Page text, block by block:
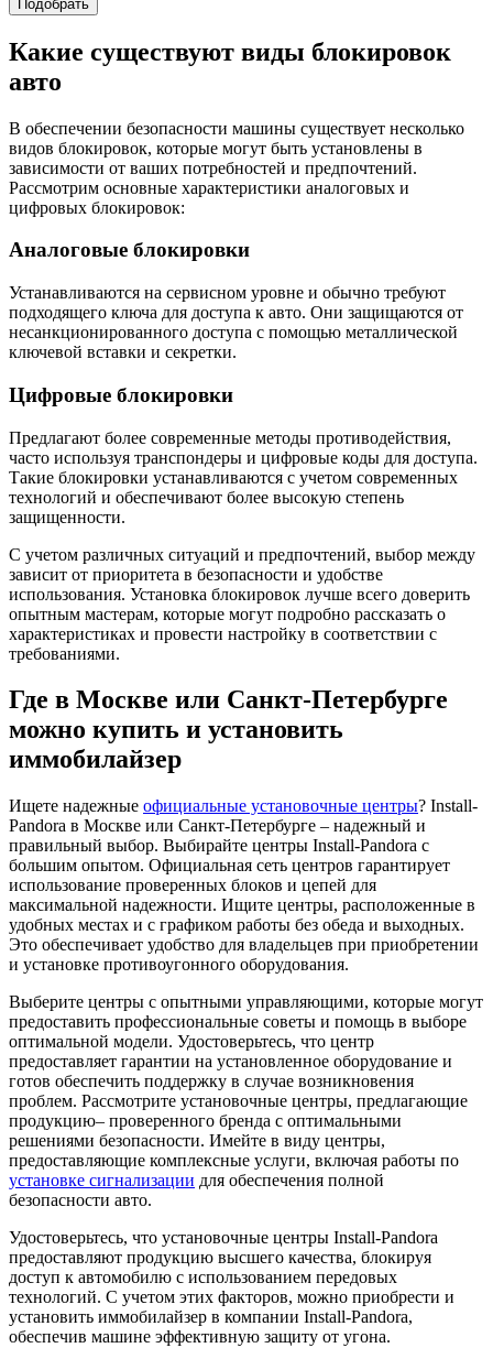
Подобрать
Какие существуют виды блокировок
авто
В обеспечении безопасности машины существует несколько
видов блокировок, которые могут быть установлены в
зависимости от ваших потребностей и предпочтений.
Рассмотрим основные характеристики аналоговых и
цифровых блокировок:
Аналоговые блокировки
Устанавливаются на сервисном уровне и обычно требуют
подходящего ключа для доступа к авто. Они защищаются от
несанкционированного доступа с помощью металлической
ключевой вставки и секретки.
Цифровые блокировки
Предлагают более современные методы противодействия,
часто используя транспондеры и цифровые коды для доступа.
Такие блокировки устанавливаются с учетом современных
технологий и обеспечивают более высокую степень
защищенности.
С учетом различных ситуаций и предпочтений, выбор между
зависит от приоритета в безопасности и удобстве
использования. Установка блокировок лучше всего доверить
опытным мастерам, которые могут подробно рассказать о
характеристиках и провести настройку в соответствии с
требованиями.
Где в Москве или Санкт-Петербурге
можно купить и установить
иммобилайзер
Ищете надежные официальные установочные центры? Install-
Pandora в Москве или Санкт-Петербурге – надежный и
правильный выбор. Выбирайте центры Install-Pandora с
большим опытом. Официальная сеть центров гарантирует
использование проверенных блоков и цепей для
максимальной надежности. Ищите центры, расположенные в
удобных местах и с графиком работы без обеда и выходных.
Это обеспечивает удобство для владельцев при приобретении
и установке противоугонного оборудования.
Выберите центры с опытными управляющими, которые могут
предоставить профессиональные советы и помощь в выборе
оптимальной модели. Удостоверьтесь, что центр
предоставляет гарантии на установленное оборудование и
готов обеспечить поддержку в случае возникновения
проблем. Рассмотрите установочные центры, предлагающие
продукцию– проверенного бренда с оптимальными
решениями безопасности. Имейте в виду центры,
предоставляющие комплексные услуги, включая работы по
установке сигнализации для обеспечения полной
безопасности авто.
Удостоверьтесь, что установочные центры Install-Pandora
предоставляют продукцию высшего качества, блокируя
доступ к автомобилю с использованием передовых
технологий. С учетом этих факторов, можно приобрести и
установить иммобилайзер в компании Install-Pandora,
обеспечив машине эффективную защиту от угона.